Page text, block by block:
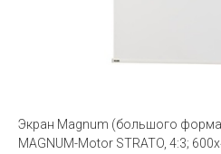
Экран Magnum (большого
MAGNUM-Motor STRATO, 4:3;